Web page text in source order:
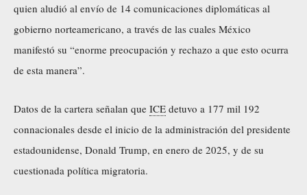
quien aludió al envío de 14 comunicaciones diplomáticas al
gobierno norteamericano, a través de las cuales México
manifestó su “enorme preocupación y rechazo a que esto ocurra
de esta manera”.
Datos de la cartera señalan que ICE detuvo a 177 mil 192
connacionales desde el inicio de la administración del presidente
estadounidense, Donald Trump, en enero de 2025, y de su
cuestionada política migratoria.